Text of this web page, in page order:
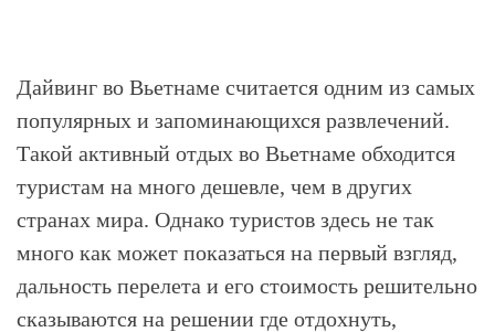
Дайвинг во Вьетнаме считается одним из самых
популярных и запоминающихся развлечений.
Такой активный отдых во Вьетнаме обходится
туристам на много дешевле, чем в других
странах мира. Однако туристов здесь не так
много как может показаться на первый взгляд,
дальность перелета и его стоимость решительно
сказываются на решении где отдохнуть,